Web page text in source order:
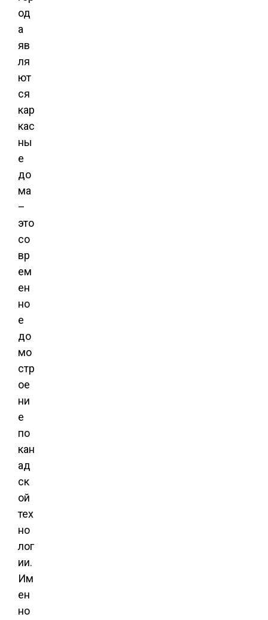
од
а
яв
ля
ют
ся
кар
кас
ны
е
до
ма
–
это
со
вр
ем
ен
но
е
до
мо
стр
ое
ни
е
по
кан
ад
ск
ой
тех
но
лог
ии.
Им
ен
но